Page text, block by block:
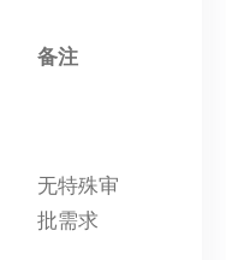
备注
无特殊审
批需求